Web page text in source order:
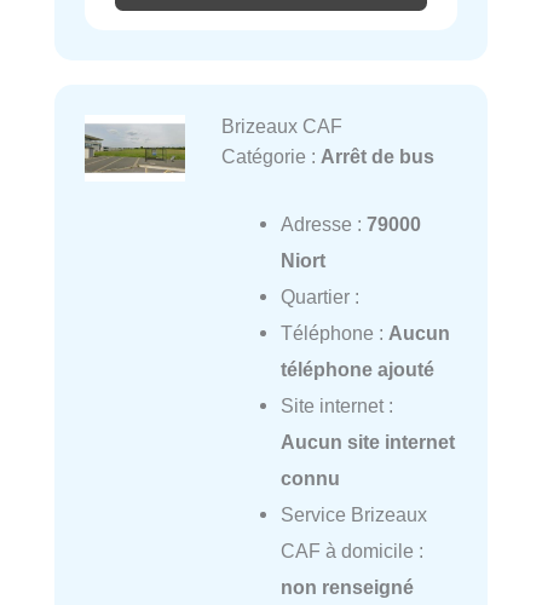
Brizeaux CAF
Catégorie : Arrêt de bus
Adresse : 79000
Niort
Quartier :
Téléphone : Aucun
téléphone ajouté
Site internet :
Aucun site internet
connu
Service Brizeaux
CAF à domicile :
non renseigné